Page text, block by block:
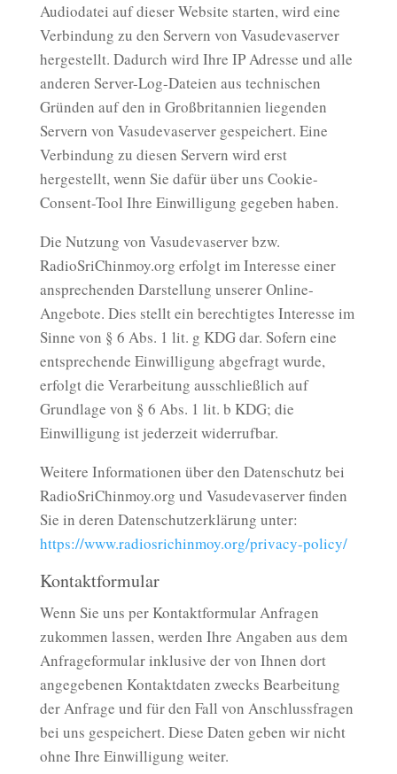
Audiodatei auf dieser Website starten, wird eine
Verbindung zu den Servern von Vasudevaserver
hergestellt. Dadurch wird Ihre IP Adresse und alle
anderen Server-Log-Dateien aus technischen
Gründen auf den in Großbritannien liegenden
Servern von Vasudevaserver gespeichert. Eine
Verbindung zu diesen Servern wird erst
hergestellt, wenn Sie dafür über uns Cookie-
Consent-Tool Ihre Einwilligung gegeben haben.
Die Nutzung von Vasudevaserver bzw.
RadioSriChinmoy.org erfolgt im Interesse einer
ansprechenden Darstellung unserer Online-
Angebote. Dies stellt ein berechtigtes Interesse im
Sinne von § 6 Abs. 1 lit. g KDG dar. Sofern eine
entsprechende Einwilligung abgefragt wurde,
erfolgt die Verarbeitung ausschließlich auf
Grundlage von § 6 Abs. 1 lit. b KDG; die
Einwilligung ist jederzeit widerrufbar.
Weitere Informationen über den Datenschutz bei
RadioSriChinmoy.org und Vasudevaserver finden
Sie in deren Datenschutzerklärung unter:
https://www.radiosrichinmoy.org/privacy-policy/
Kontaktformular
Wenn Sie uns per Kontaktformular Anfragen
zukommen lassen, werden Ihre Angaben aus dem
Anfrageformular inklusive der von Ihnen dort
angegebenen Kontaktdaten zwecks Bearbeitung
der Anfrage und für den Fall von Anschlussfragen
bei uns gespeichert. Diese Daten geben wir nicht
ohne Ihre Einwilligung weiter.